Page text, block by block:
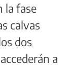
la fase
calvas
dos
a